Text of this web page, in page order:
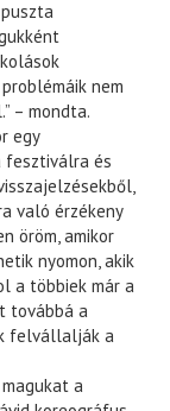
nem
– mondta.
egy
fesztiválra és
való érzékeny
öröm, amikor
nyomon, akik
a többiek már a
továbbá a
felvállalják a
a